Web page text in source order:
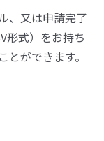
、又は申請完了
形式）をお持ち
ができます。